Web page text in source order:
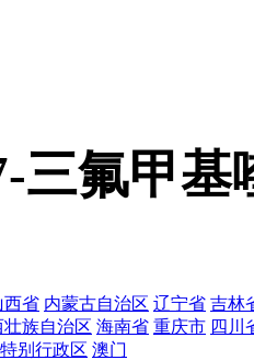
三氟甲基
西省 内蒙古自治区 辽宁省 吉林
壮族自治区 海南省 重庆市 四川
别行政区 澳门